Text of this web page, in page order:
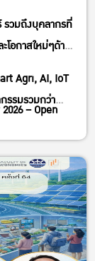
รวมถึงบุคลากรที่
โอกาสใหม่ๆด้าน
– Open
Agri, AI, IoT
รรมรวมกว่า
กรรมใหม่ไปด้วย